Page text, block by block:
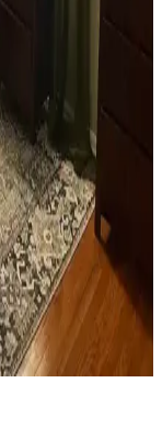
uyumu
doğal ahşap
ve
etkisi, kişisel
Tavan boyama
Doğru
aydınlatma
estetiği artırılır.
gelir.